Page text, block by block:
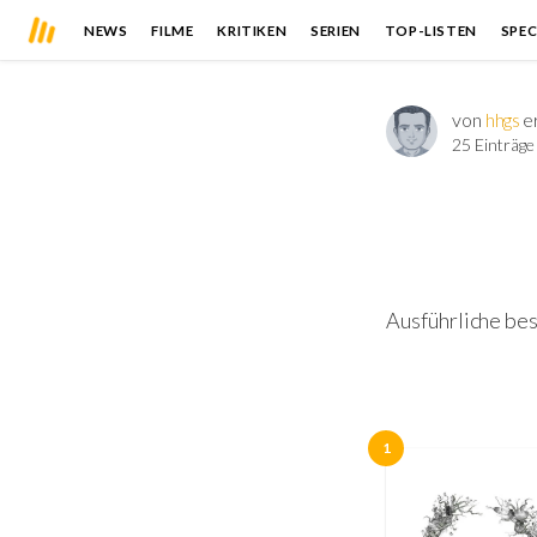
NEWS FILME KRITIKEN SERIEN TOP-LISTEN
von hhgs
25 Einträge
Ausführliche
1